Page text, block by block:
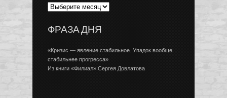
ФРАЗА ДНЯ
«Кризис — явление стабильное. Упадок вообще
стабильнее прогресса»
Из книги «Филиал» Сергея Довлатова